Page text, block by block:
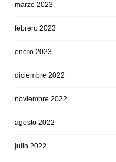
marzo 2023
febrero 2023
enero 2023
diciembre 2022
noviembre 2022
agosto 2022
julio 2022